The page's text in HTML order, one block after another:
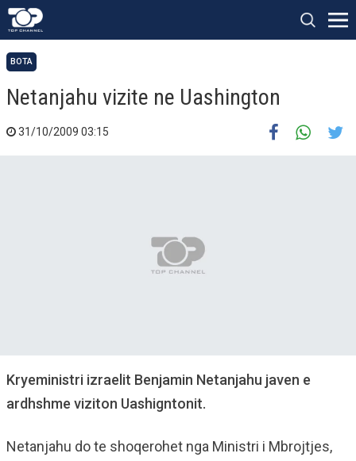
BOTA
Netanjahu vizite ne Uashington
31/10/2009 03:15
Kryeministri izraelit Benjamin Netanjahu javen e
ardhshme viziton Uashigntonit.
Netanjahu do te shoqerohet nga Ministri i Mbrojtjes,